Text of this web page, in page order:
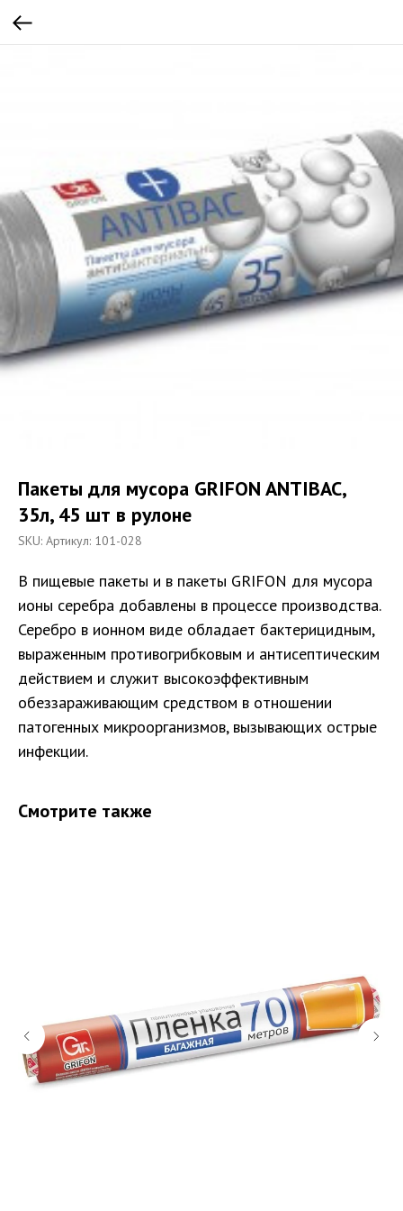
Пакеты для мусора GRIFON ANTIBAC,
35л, 45 шт в рулоне
SKU: Артикул: 101-028
В пищевые пакеты и в пакеты GRIFON для мусора
ионы серебра добавлены в процессе производства.
Серебро в ионном виде обладает бактерицидным,
выраженным противогрибковым и антисептическим
действием и служит высокоэффективным
обеззараживающим средством в отношении
патогенных микроорганизмов, вызывающих острые
инфекции.
Смотрите также